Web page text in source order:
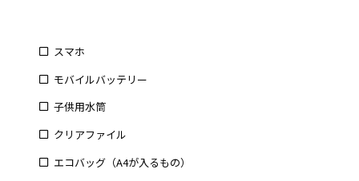
スマホ
モバイルバッテリー
子供用水筒
クリアファイル
エコバッグ（A4が入るもの）